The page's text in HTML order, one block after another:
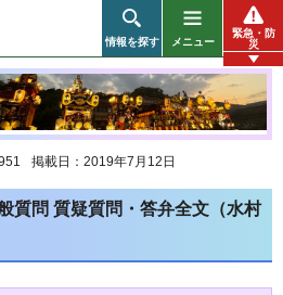
情報を探す メニュー
緊急・防
災
掲載日：2019年7月12日
質問 質疑質問・答弁全文（水村